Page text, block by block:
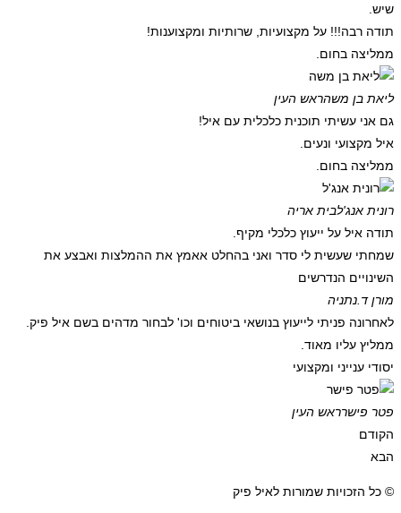
שיש.
תודה רבה!!! על מקצועיות, שרותיות ומקצוענות!
ממליצה בחום.
ליאת בן משהראש העין
גם אני עשיתי תוכנית כלכלית עם איל!
איל מקצועי ונעים.
ממליצה בחום.
רונית אנג'לבית אריה
תודה איל על ייעוץ כלכלי מקיף.
שמחתי שעשית לי סדר ואני בהחלט אאמץ את ההמלצות ואבצע את
השינויים הנדרשים
מורן ד. נתניה
לאחרונה פניתי לייעוץ בנושאי ביטוחים וכו' לבחור מדהים בשם איל פיק.
ממליץ עליו מאוד.
יסודי ענייני ומקצועי
פטר פישרראש העין
הקודם
הבא
© כל הזכויות שמורות לאיל פיק